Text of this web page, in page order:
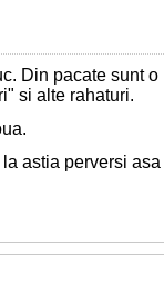
Din pacate sunt
si alte rahaturi.
astia perversi